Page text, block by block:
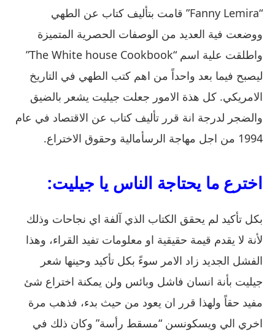
“Fanny Lemira” قامت بتأليف كتاب عن الطهي
ووضعت فية العديد من الوصفات الحصرية المتميزة
واطلقت علية اسم “The White house Cookbook”
ليصبح فيما بعد واحداً من اهم كتب الطهي في التاريخ
الامريكي. كل هذة الامور جعلت جيليت يشعر بالضيق
والضجر لدرجة انة قرر تأليف كتاب عن الاقتصاد في عام
1994 من اجل مهاجة الرسأمالية وحقوق الاختراع.
اخترع ما يحتاجة الناس يا جيليت:
بكل تأكيد لم يحقق الكتاب الذي آلفة اي نجاحات وذلك
لأنة لا يقدم قيمة حقيقية او معلومات تفيد القراء، وهذا
الفشل الجديد زاد الامر سوءً بكل تأكيد وحينها شعر
جيليت بأنة انسان فاشل وبائس ولن يمكنة اختراع شئ
مفيد حقاً ولهذا قرر ان يعود من حيث بدء، فذهب مرة
اخري الي ويسكونسن “مسقط رأسة” وكان ذلك في